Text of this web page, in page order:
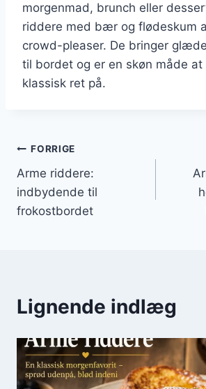
morgenmad, brunch eller
riddere med bær og flødeskum
crowd-pleaser. De bringer
til bordet og er en skøn måde at
klassisk ret på.
Indlægsnavigation
FORRIGE
Arme riddere:
indbydende til
frokostbordet
Lignende indlæg